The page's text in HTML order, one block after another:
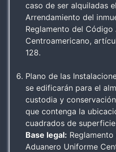
caso de ser alquiladas
Arrendamiento del
Reglamento del
Centroamericano,
128.
Plano de las
se edificarán para el
custodia y
que contenga la
cuadrados de
Base legal:
Aduanero Uniforme